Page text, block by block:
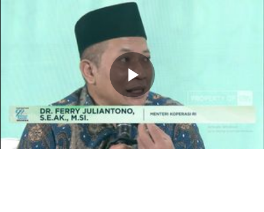
Memutarkan
Video